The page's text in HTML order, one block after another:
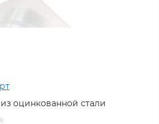
оцинкованной стали